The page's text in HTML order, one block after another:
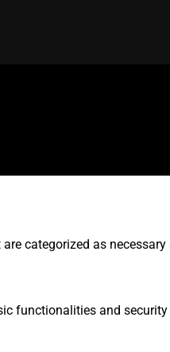
categorized as
functionalities and